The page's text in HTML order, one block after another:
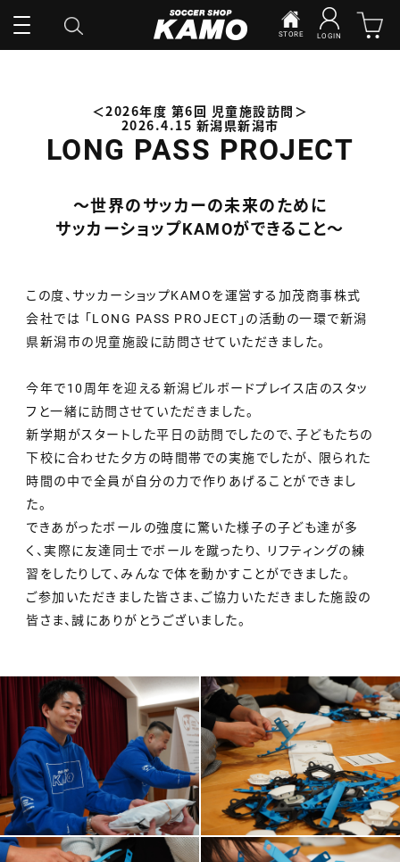
STORE LOGIN
＜2026年度 第6回 児童施設訪問＞
2026.4.15 新潟県新潟市
LONG PASS PROJECT
～世界のサッカーの未来のために
サッカーショップKAMOができること～
この度、サッカーショップKAMOを運営する加茂商事株式
会社では 「LONG PASS PROJECT」の活動の一環で新潟
県新潟市の児童施設に訪問させていただきました。
今年で10周年を迎える新潟ビルボードプレイス店のスタッ
フと一緒に訪問させていただきました。
新学期がスタートした平日の訪問でしたので、子どもたちの
下校に合わせた夕方の時間帯での実施でしたが、 限られた
時間の中で全員が自分の力で作りあげることができまし
た。
できあがったボールの強度に驚いた様子の子ども達が多
く、実際に友達同士でボールを蹴ったり、 リフティングの練
習をしたりして、みんなで体を動かすことができました。
ご参加いただきました皆さま、ご協力いただきました施設の
皆さま、誠にありがとうございました。